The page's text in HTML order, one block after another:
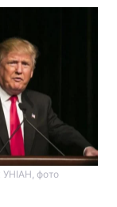
УНІАН, фото